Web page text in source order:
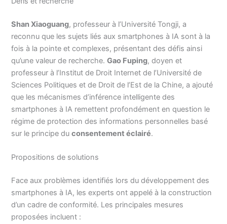
Shan Xiaoguang, professeur à l’Université Tongji, a
reconnu que les sujets liés aux smartphones à IA sont à la
fois à la pointe et complexes, présentant des défis ainsi
qu’une valeur de recherche.Gao Fuping, doyen et
professeur à l’Institut de Droit Internet de l’Université de
Sciences Politiques et de Droit de l’Est de la Chine, a ajouté
que les mécanismes d’inférence intelligente des
smartphones à IA remettent profondément en question le
régime de protection des informations personnelles basé
sur le principe duconsentement éclairé.
Propositions de solutions
Face aux problèmes identifiés lors du développement des
smartphones à IA, les experts ont appelé à la construction
d’un cadre de conformité. Les principales mesures
proposées incluent :